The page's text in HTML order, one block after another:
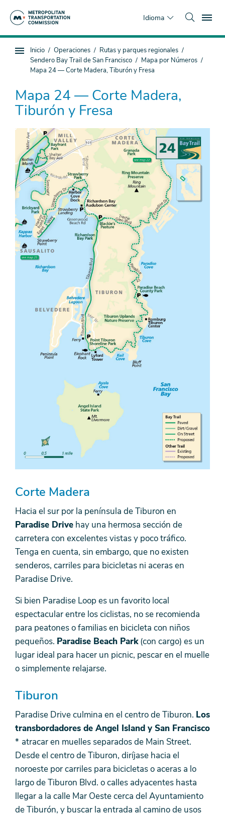
Idioma
Navegación
Estás
aquí
Inicio Operaciones
Rutas y parques regionales
Sendero Bay Trail de San Francisco
Mapa por Números
Mapa 24 — Corte Madera, Tiburón y Fresa
Mapa 24 — Corte Madera,
Tiburón y Fresa
Corte Madera
Hacia el sur por la península de Tiburon en
Paradise Drive hay una hermosa sección de
carretera con excelentes vistas y poco tráfico.
Tenga en cuenta, sin embargo, que no existen
senderos, carriles para bicicletas ni aceras en
Paradise Drive.
Si bien Paradise Loop es un favorito local
espectacular entre los ciclistas, no se recomienda
para peatones o familias en bicicleta con niños
pequeños. Paradise Beach Park(con cargo) es un
lugar ideal para hacer un picnic, pescar en el muelle
o simplemente relajarse.
Tiburon
Paradise Drive culmina en el centro de Tiburon. Los
transbordadores de Angel Island y San Francisco
* atracar en muelles separados de Main Street.
Desde el centro de Tiburon, diríjase hacia el
noroeste por carriles para bicicletas o aceras a lo
largo de Tiburon Blvd. o calles adyacentes hasta
llegar a la calle Mar Oeste cerca del Ayuntamiento
de Tiburón, y buscar la entrada al camino de usos